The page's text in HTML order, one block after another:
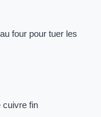
four pour tuer les
cuivre fin